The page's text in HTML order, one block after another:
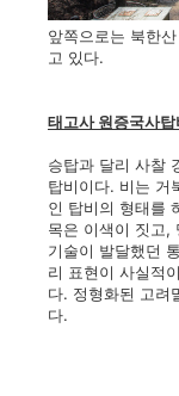
앞쪽으로는 북한
고 있다.
태고사 원증국사탑
승탑과 달리 사찰
탑비이다. 비는 거
인 탑비의 형태를
목은 이색이 짓고,
기술이 발달했던
리 표현이 사실적
다. 정형화된 고려
다.